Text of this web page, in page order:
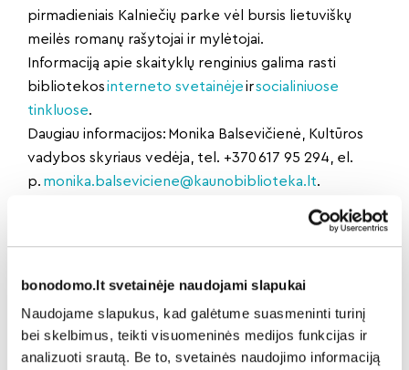
bonodomo.lt svetainėje naudojami slapukai
Naudojame slapukus, kad galėtume suasmeninti turinį
bei skelbimus, teikti visuomeninės medijos funkcijas ir
analizuoti srautą. Be to, svetainės naudojimo informaciją
pirmadieniais Kalniečių parke vėl bursis lietuviškų
meilės romanų rašytojai ir mylėtojai.
Informaciją apie skaityklų renginius galima rasti
bibliotekosinterneto svetainėjeirsocialiniuose
tinkluose.
Daugiau informacijos: Monika Balsevičienė, Kultūros
vadybos skyriaus vedėja, tel. +370 617 95 294, el.
p. monika.balseviciene@kaunobiblioteka.lt.